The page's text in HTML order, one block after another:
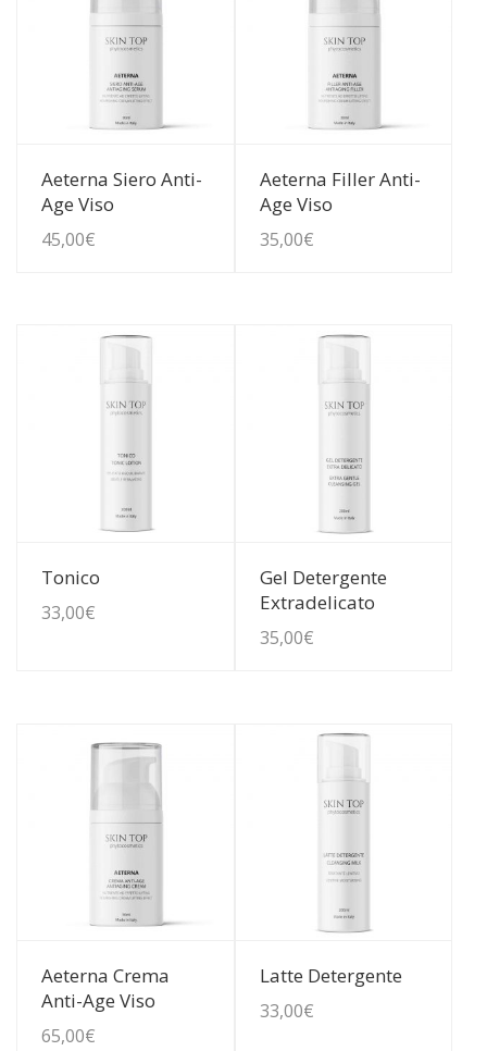
Guarda Dettagli
Aeterna Siero Anti-
Age Viso
45,00€
Guarda Dettagli
Aeterna Filler Anti-
Age Viso
35,00€
Guarda Dettagli
Tonico
33,00€
Guarda Dettagli
Gel Detergente
Extradelicato
35,00€
Guarda Dettagli
Aeterna Crema
Anti-Age Viso
65,00€
Guarda Dettagli
Latte Detergente
33,00€